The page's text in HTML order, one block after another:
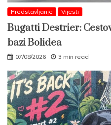
Predstavljanje Vijesti
Bugatti Destrier:
bazi Bolidea
07/08/2026 3 min read